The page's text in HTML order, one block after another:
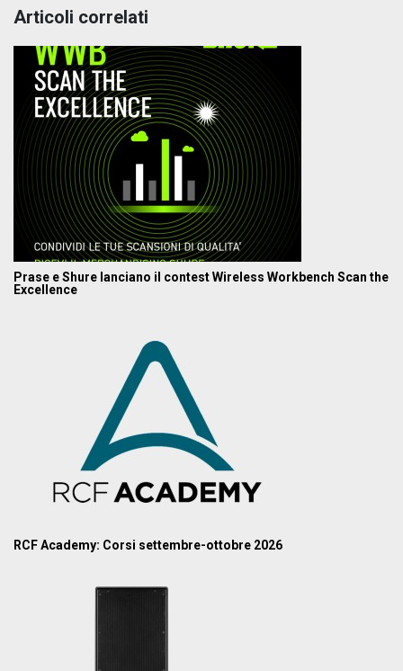
Articoli correlati
Prase e Shure lanciano il contest Wireless Workbench Scan the
Excellence
RCF Academy: Corsi settembre-ottobre 2026